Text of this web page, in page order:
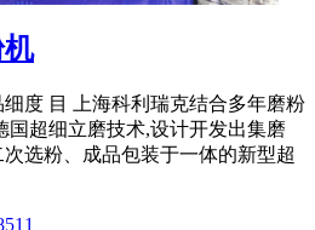
细度 目 上海科利瑞克结合多年磨粉
国超细立磨技术,设计开发出集磨
选粉、成品包装于一体的新型超